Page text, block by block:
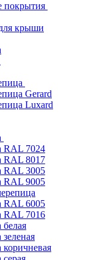
покрытия
крыши
Gerard
Luxard
RAL 7024
RAL 8017
RAL 3005
RAL 9005
RAL 6005
RAL 7016